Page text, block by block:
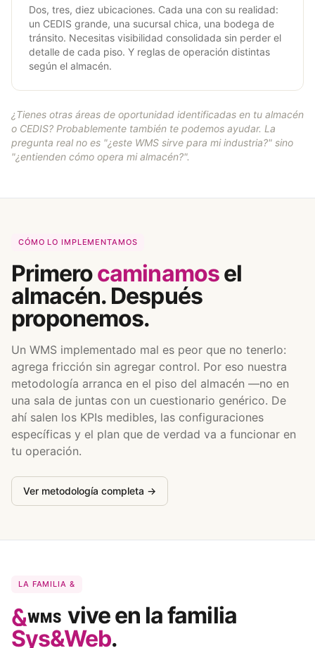
Dos, tres, diez ubicaciones. Cada una con su realidad:
un CEDIS grande, una sucursal chica, una bodega de
tránsito. Necesitas visibilidad consolidada sin perder el
detalle de cada piso. Y reglas de operación distintas
según el almacén.
¿Tienes otras áreas de oportunidad identificadas en tu almacén
o CEDIS? Probablemente también te podemos ayudar. La
pregunta real no es "¿este WMS sirve para mi industria?" sino
"¿entienden cómo opera mi almacén?".
CÓMO LO IMPLEMENTAMOS
Primerocaminamosel
almacén. Después
proponemos.
Un WMS implementado mal es peor que no tenerlo:
agrega fricción sin agregar control. Por eso nuestra
metodología arranca en el piso del almacén —no en
una sala de juntas con un cuestionario genérico. De
ahí salen los KPIs medibles, las configuraciones
específicas y el plan que de verdad va a funcionar en
tu operación.
Ver metodología completa →
LA FAMILIA &
vive en la familia
Sys&Web.